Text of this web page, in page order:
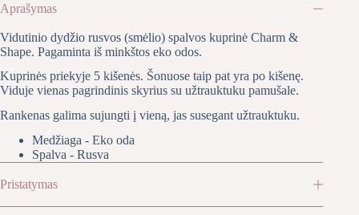
Aprašymas
Vidutinio dydžio rusvos (smėlio) spalvos kuprinė Charm &
Shape. Pagaminta iš minkštos eko odos.
Kuprinės priekyje 5 kišenės. Šonuose taip pat yra po kišenę.
Viduje vienas pagrindinis skyrius su užtrauktuku pamušale.
Rankenas galima sujungti į vieną, jas susegant užtrauktuku.
Medžiaga - Eko oda
Spalva - Rusva
Pristatymas